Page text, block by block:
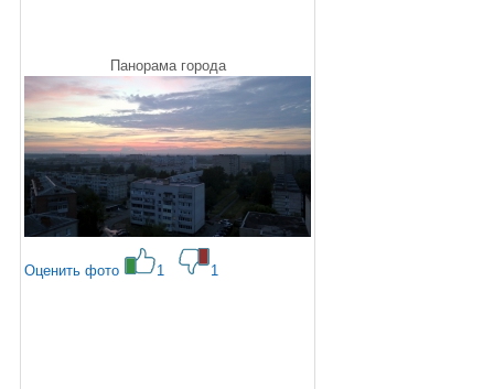
Панорама города
Оценить фото 1 1